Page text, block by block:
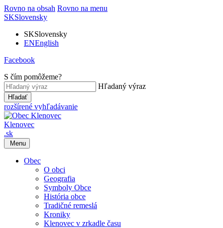
Rovno na obsah Rovno na menu
SKSlovensky
SKSlovensky
ENEnglish
Facebook
S čím pomôžeme?
Hľadaný výraz
Hľadať
rozšírené vyhľadávanie
Klenovec
.sk
Menu
Obec
O obci
Geografia
Symboly Obce
História obce
Tradičné remeslá
Kroniky
Klenovec v zrkadle času